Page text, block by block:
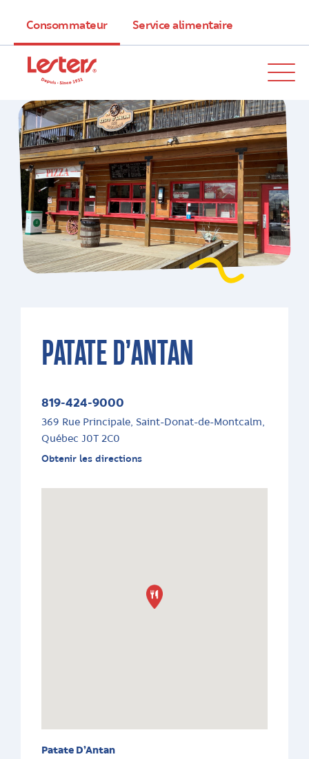
Consommateur Service alimentaire
PATATE D’ANTAN
819-424-9000
369 Rue Principale, Saint-Donat-de-Montcalm,
Québec J0T 2C0
Obtenir les directions
Patate D’Antan